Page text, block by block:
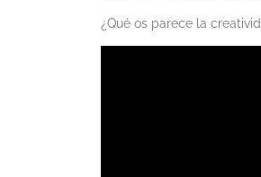
¿Qué os parece la